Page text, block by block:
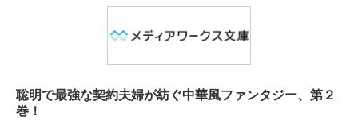
聡明で最強な契約夫婦が紡ぐ中華風ファンタジー、第２
巻！